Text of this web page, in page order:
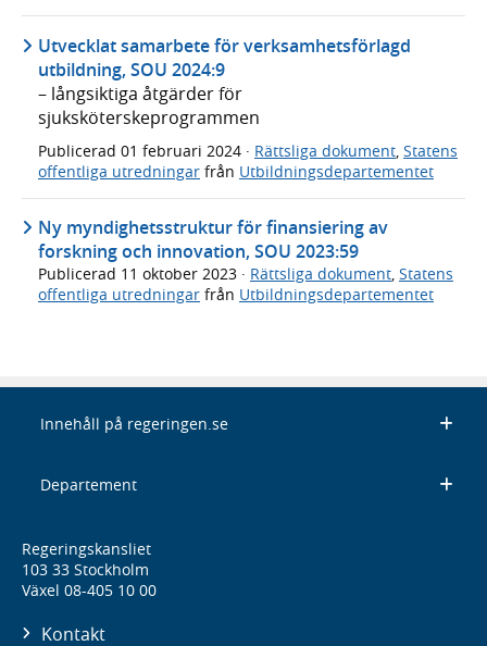
Utvecklat samarbete för verksamhetsförlagd
utbildning, SOU 2024:9
– långsiktiga åtgärder för
sjuksköterskeprogrammen
Publicerad 01 februari 2024 · Rättsliga dokument Statens
offentliga utredningar från Utbildningsdepartementet
Ny myndighetsstruktur för finansiering av
forskning och innovation, SOU 2023:59
Publicerad 11 oktober 2023 · Rättsliga dokument, Statens
offentliga utredningar från Utbildningsdepartementet
Innehåll på regeringen.se
Departement
Regeringskansliet
103 33 Stockholm
Växel 08-405 10 00
Kontakt